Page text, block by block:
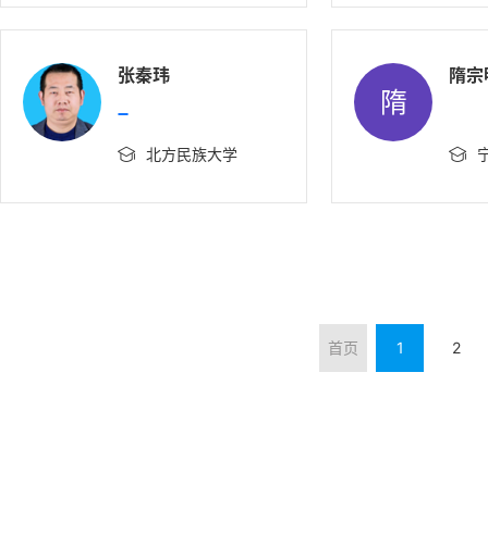
张秦玮
 北方民族大学
隋
隋

首页 1 2